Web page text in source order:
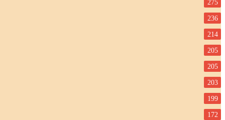
275
236
214
205
205
203
199
172